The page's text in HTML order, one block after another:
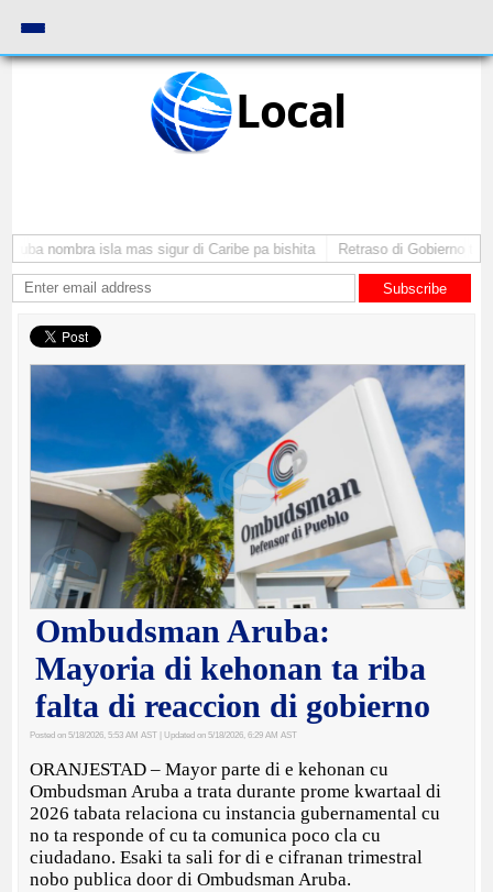
Local
nombra isla mas sigur di Caribe pa bishita Retraso di Gobierno ta
Subscribe
Ombudsman Aruba:
Mayoria di kehonan ta riba
falta di reaccion di gobierno
Posted on 5/18/2026, 5:53 AM AST | Updated on 5/18/2026, 6:29 AM AST
ORANJESTAD – Mayor parte di e kehonan cu
Ombudsman Aruba a trata durante prome kwartaal di
2026 tabata relaciona cu instancia gubernamental cu
no ta responde of cu ta comunica poco cla cu
ciudadano. Esaki ta sali for di e cifranan trimestral
nobo publica door di Ombudsman Aruba.